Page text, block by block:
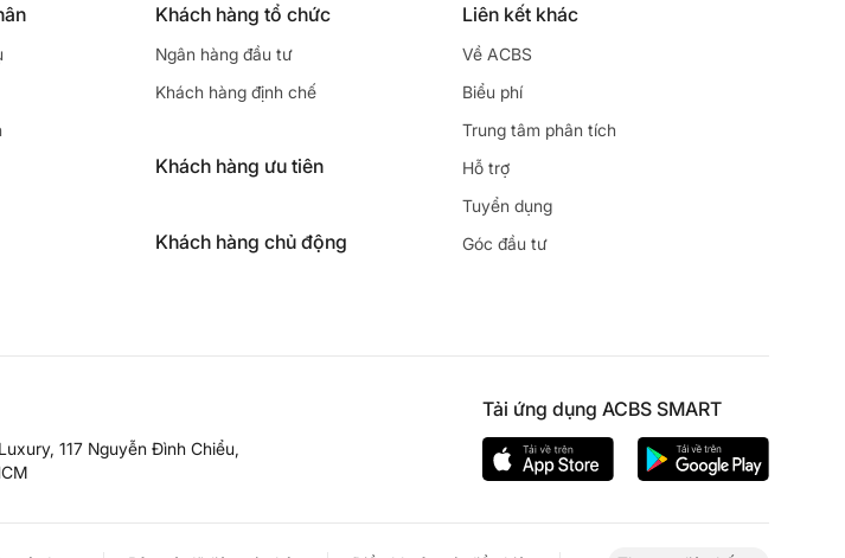
Khách hàng tổ chức
Ngân hàng đầu tư
Khách hàng định chế
Khách hàng ưu tiên
Khách hàng chủ động
Liên kết khác
Về ACBS
Biểu phí
Trung tâm phân tích
Hỗ trợ
Tuyển dụng
Góc đầu tư
117 Nguyễn Đình Chiểu,
Tải ứng dụng ACBS SMART